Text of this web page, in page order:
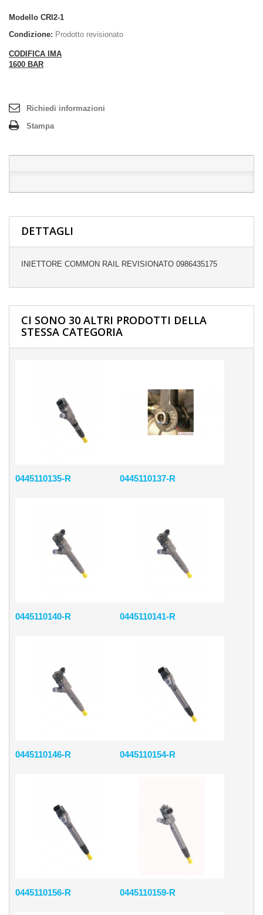
Modello CRI2-1
Condizione: Prodotto revisionato
CODIFICA IMA
1600 BAR
Richiedi informazioni
Stampa
DETTAGLI
INIETTORE COMMON RAIL REVISIONATO 0986435175
CI SONO 30 ALTRI PRODOTTI DELLA
STESSA CATEGORIA
0445110135-R 0445110137-R
0445110140-R 0445110141-R
0445110146-R 0445110154-R
0445110156-R 0445110159-R